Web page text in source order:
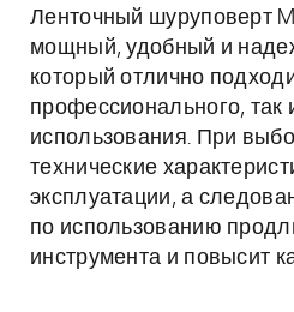
Ленточный шуруповерт
мощный, удобный и
который отлично
профессионального, так
использования. При
технические
эксплуатации, а
по использованию
инструмента и повысит